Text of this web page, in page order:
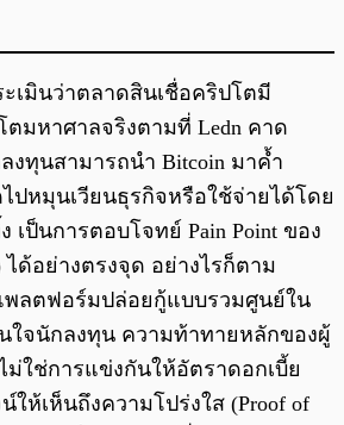
เมินว่าตลาดสินเชื่อคริปโตมี
ตมหาศาลจริงตามที่ Ledn คาด
ทุนสามารถนำ Bitcoin มาค้ำ
ไปหมุนเวียนธุรกิจหรือใช้จ่ายได้โดย
เป็นการตอบโจทย์ Pain Point ของ
ได้อย่างตรงจุด อย่างไรก็ตาม
ลตฟอร์มปล่อยกู้แบบรวมศูนย์ใน
ใจนักลงทุน ความท้าทายหลักของผู้
ม่ใช่การแข่งกันให้อัตราดอกเบี้ย
ให้เห็นถึงความโปร่งใส (Proof of